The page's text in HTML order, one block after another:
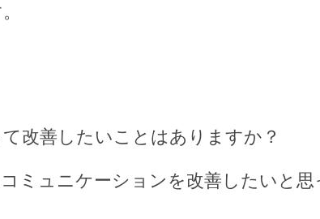
改善したいことはありますか？
ミュニケーションを改善したいと